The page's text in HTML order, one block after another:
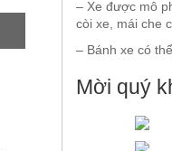
– Xe được mô
còi xe, mái che
– Bánh xe có
Mời quý